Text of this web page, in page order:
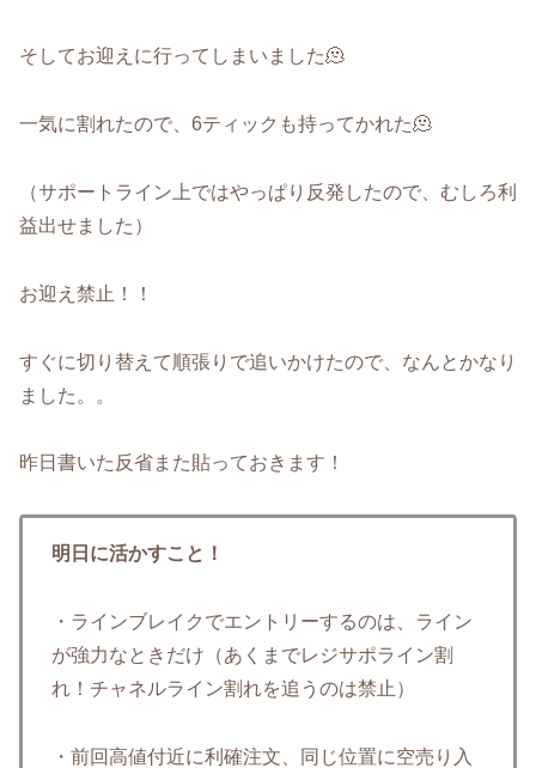
そしてお迎えに行ってしまいました🫠
一気に割れたので、6ティックも持ってかれた🫠
（サポートライン上ではやっぱり反発したので、むしろ利
益出せました）
お迎え禁止！！
すぐに切り替えて順張りで追いかけたので、なんとかなり
ました。。
昨日書いた反省また貼っておきます！
明日に活かすこと！
・ラインブレイクでエントリーするのは、ライン
が強力なときだけ（あくまでレジサポライン割
れ！チャネルライン割れを追うのは禁止）
・前回高値付近に利確注文、同じ位置に空売り入